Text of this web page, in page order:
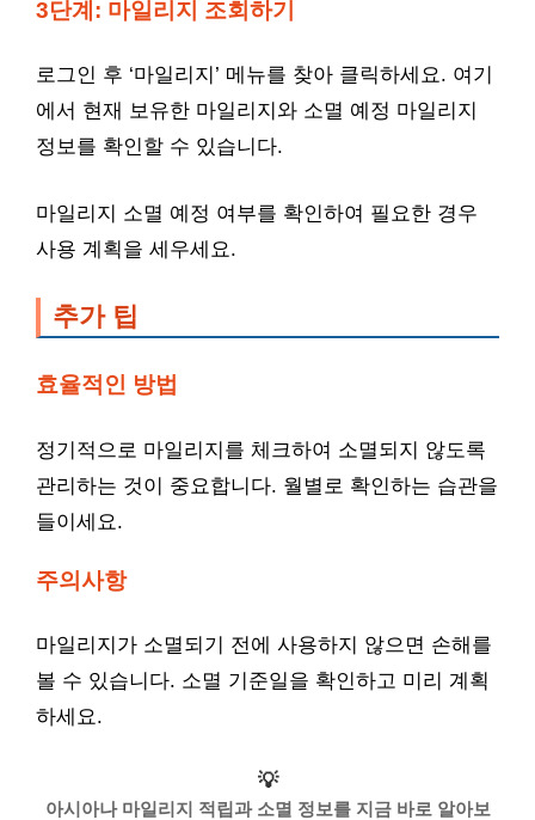
3단계: 마일리지 조회하기
로그인 후 ‘마일리지’ 메뉴를 찾아 클릭하세요. 여기
에서 현재 보유한 마일리지와 소멸 예정 마일리지
정보를 확인할 수 있습니다.
마일리지 소멸 예정 여부를 확인하여 필요한 경우
사용 계획을 세우세요.
추가 팁
효율적인 방법
정기적으로 마일리지를 체크하여 소멸되지 않도록
관리하는 것이 중요합니다. 월별로 확인하는 습관을
들이세요.
주의사항
마일리지가 소멸되기 전에 사용하지 않으면 손해를
볼 수 있습니다. 소멸 기준일을 확인하고 미리 계획
하세요.
💡
아시아나 마일리지 적립과 소멸 정보를 지금 바로 알아보